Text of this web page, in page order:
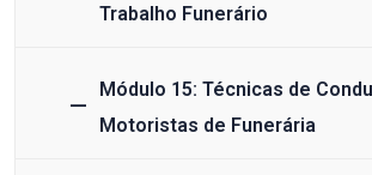
Trabalho Funerário
Módulo 15: Técnicas de
Motoristas de Funerária